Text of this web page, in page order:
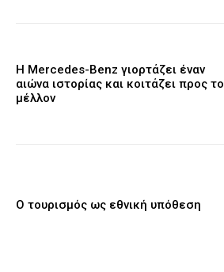
Η Mercedes-Benz γιορτάζει έναν
αιώνα ιστορίας και κοιτάζει προς το
μέλλον
Ο τουρισμός ως εθνική υπόθεση